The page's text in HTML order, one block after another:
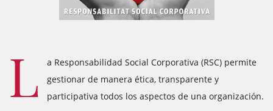
L
a Responsabilidad Social Corporativa (RSC) permite
gestionar de manera ética, transparente y
participativa todos los aspectos de una organización.